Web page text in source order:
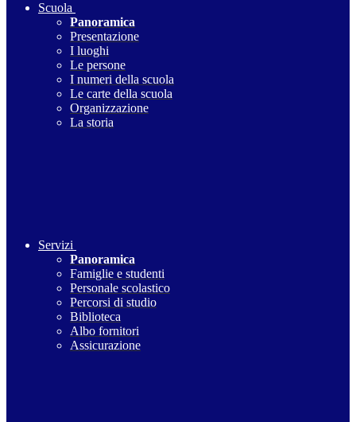
Scuola
Panoramica
Presentazione
I luoghi
Le persone
I numeri della scuola
Le carte della scuola
Organizzazione
La storia
Servizi
Panoramica
Famiglie e studenti
Personale scolastico
Percorsi di studio
Biblioteca
Albo fornitori
Assicurazione